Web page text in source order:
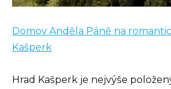
Domov Anděla Páně na
Kašperk
Hrad Kašperk je nejvýše